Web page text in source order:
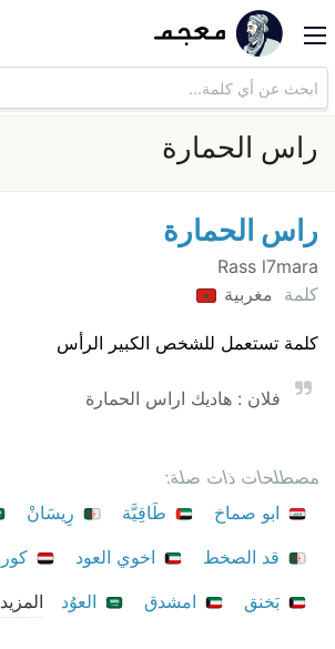
راس الحمارة
راس الحمارة
Rass l7mara
كلمة مغربية
كلمة تستعمل للشخص الكبير الرأس
فلان : هاديك اراس الحمارة
مصطلحات ذات صلة:
ابو صماخ
طَاقِيَّة رِيسَانْ
قد الصخط
اخوي العود كور
بَخنق
امشدق العوُد المزيد